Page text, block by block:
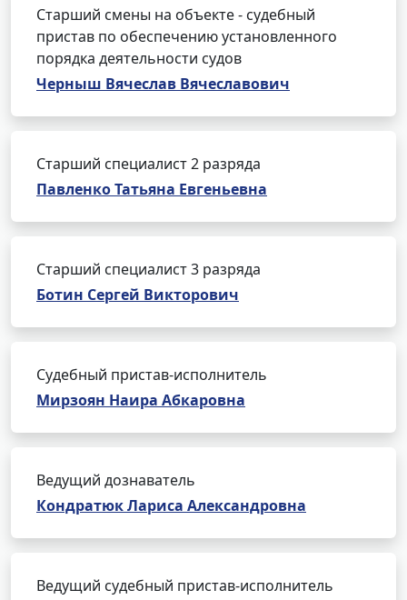
Старший смены на объекте - судебный
пристав по обеспечению установленного
порядка деятельности судов
Черныш Вячеслав Вячеславович
Старший специалист 2 разряда
Павленко Татьяна Евгеньевна
Старший специалист 3 разряда
Ботин Сергей Викторович
Судебный пристав-исполнитель
Мирзоян Наира Абкаровна
Ведущий дознаватель
Кондратюк Лариса Александровна
Ведущий судебный пристав-исполнитель